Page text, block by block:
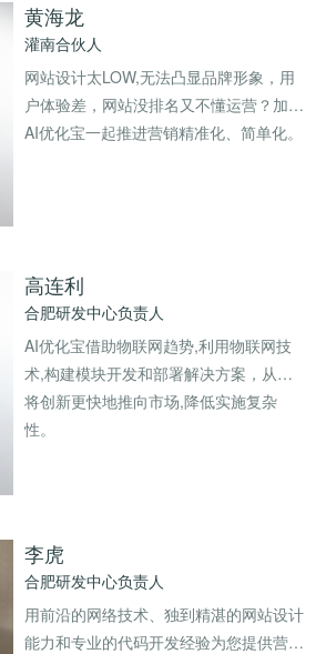
黄海龙
灌南合伙人
网站设计太LOW,无法凸显品牌形象，用
户体验差，网站没排名又不懂运营？加入
AI优化宝一起推进营销精准化、简单化。
高连利
合肥研发中心负责人
AI优化宝借助物联网趋势,利用物联网技
术,构建模块开发和部署解决方案，从而
将创新更快地推向市场,降低实施复杂
性。
李虎
合肥研发中心负责人
用前沿的网络技术、独到精湛的网站设计
能力和专业的代码开发经验为您提供营销